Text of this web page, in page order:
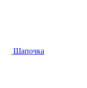
Шапочка